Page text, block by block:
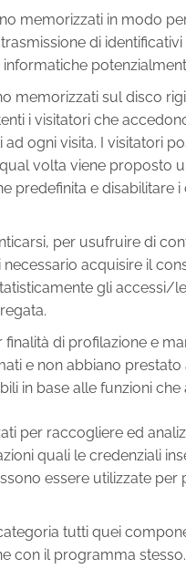
memorizzati in modo
di
memorizzati sul disco
i visitatori che
ogni visita. I visitatori
volta viene proposto
predefinita e disabilitare
per usufruire di
acquisire il
gli
di profilazione e
e non abbiano
in base alle funzioni che
per raccogliere ed
quali le credenziali
essere utilizzate per
tutti quei
con il programma